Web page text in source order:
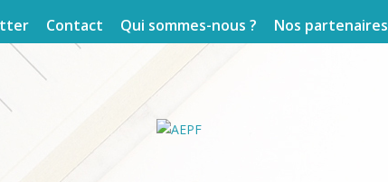
Contact Qui sommes-nous ? Nos partenaires